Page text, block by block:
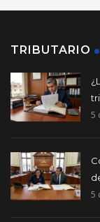
TRIBUTARIO
5
5